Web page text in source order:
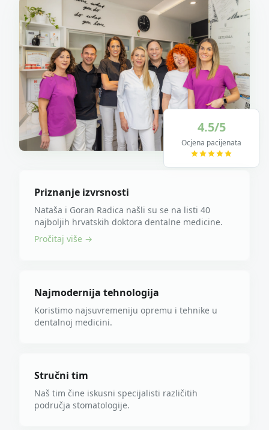
4.5/5
Ocjena pacijenata
Priznanje izvrsnosti
Nataša i Goran Radica našli su se na listi 40
najboljih hrvatskih doktora dentalne medicine.
Pročitaj više →
Najmodernija tehnologija
Koristimo najsuvremeniju opremu i tehnike u
dentalnoj medicini.
Stručni tim
Naš tim čine iskusni specijalisti različitih
područja stomatologije.